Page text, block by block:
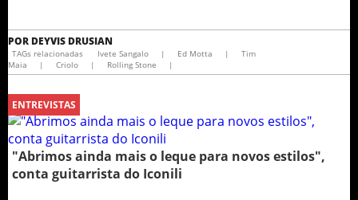
POR DEYVIS DRUSIAN
TAGs relacionadas Ivete Sangalo | Ed Motta |
Tim
Maia
| Criolo | Rolling Stone |
ENTREVISTAS
"Abrimos ainda mais o leque para novos estilos",
conta guitarrista do Iconili